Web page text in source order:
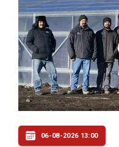
06-08-2026 13:00